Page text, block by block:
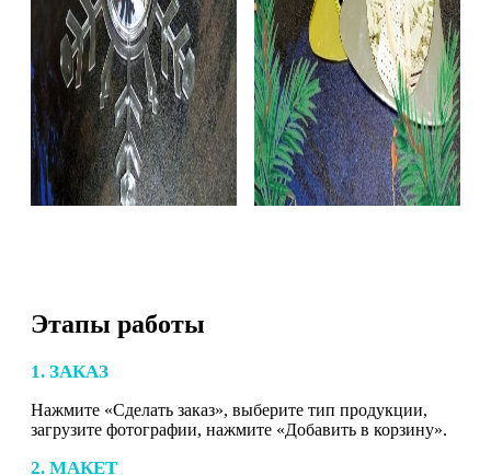
Этапы работы
1. ЗАКАЗ
Нажмите «Сделать заказ», выберите тип продукции,
загрузите фотографии, нажмите «Добавить в корзину».
2. МАКЕТ